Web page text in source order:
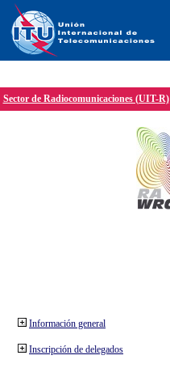
Sector de Radiocomunicaciones (UIT-R)
Información general
Inscripción de delegados